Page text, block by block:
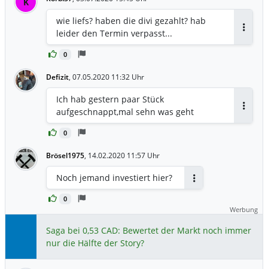
0
wie liefs? haben die divi gezahlt? hab
leider den Termin verpasst...
Defizit, 07.05.2020 11:32 Uhr
0
Ich hab gestern paar Stück
aufgeschnappt,mal sehn was geht
Brösel1975, 14.02.2020 11:57 Uhr
0
Noch jemand investiert hier?
Werbung
Saga bei 0,53 CAD: Bewertet der Markt noch immer
nur die Hälfte der Story?